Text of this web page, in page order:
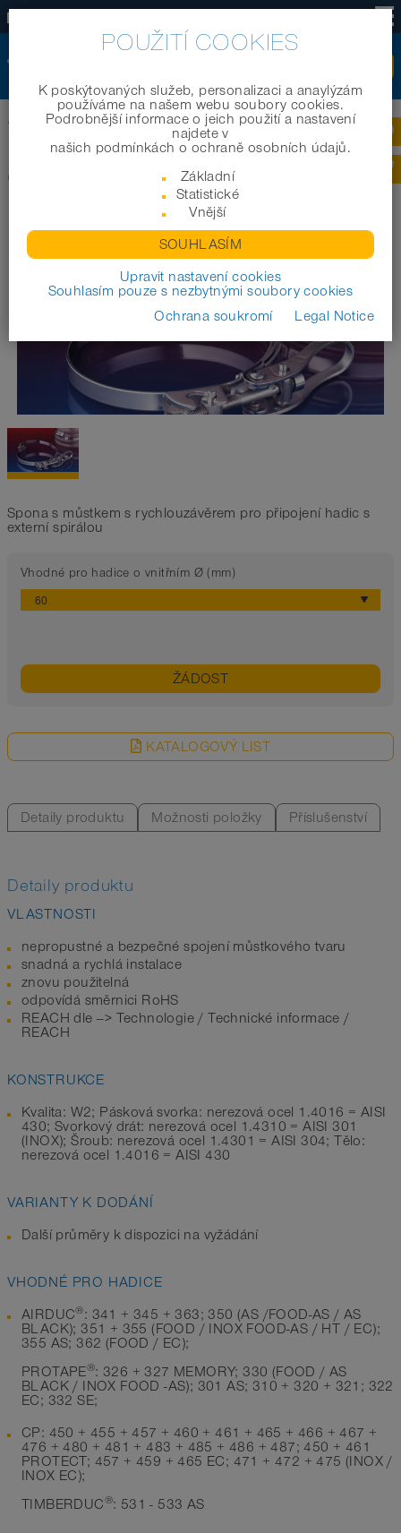
Domov | Produkty | Prumyslové /Technické hadice | CLAMP 213
CLAMP 213
Spona s můstkem s rychlouzávěrem pro připojení hadic s
externí spirálou
Vhodné pro hadice o vnitřním Ø (mm)
ŽÁDOST
KATALOGOVÝ LIST
Detaily produktu Možnosti položky Příslušenství
Detaily produktu
VLASTNOSTI
nepropustné a bezpečné spojení můstkového tvaru
snadná a rychlá instalace
znovu použitelná
odpovídá směrnici RoHS
REACH dle --> Technologie / Technické informace /
REACH
KONSTRUKCE
Kvalita: W2; Pásková svorka: nerezová ocel 1.4016 = AISI
430; Svorkový drát: nerezová ocel 1.4310 = AISI 301
(INOX); Šroub: nerezová ocel 1.4301 = AISI 304; Tělo:
nerezová ocel 1.4016 = AISI 430
VARIANTY K DODÁNÍ
Další průměry k dispozici na vyžádání
VHODNÉ PRO HADICE
AIRDUC®: 341 + 345 + 363; 350 (AS /FOOD-AS / AS
BLACK); 351 + 355 (FOOD / INOX FOOD-AS / HT / EC);
355 AS; 362 (FOOD / EC);
PROTAPE®: 326 + 327 MEMORY; 330 (FOOD / AS
BLACK / INOX FOOD -AS); 301 AS; 310 + 320 + 321; 322
EC; 332 SE;
CP: 450 + 455 + 457 + 460 + 461 + 465 + 466 + 467 +
476 + 480 + 481 + 483 + 485 + 486 + 487; 450 + 461
PROTECT; 457 + 459 + 465 EC; 471 + 472 + 475 (INOX /
INOX EC);
TIMBERDUC®: 531 - 533 AS
POUŽITÍ COOKIES
K poskýtovaných služeb, personalizaci a anaylýzám
používáme na našem webu soubory cookies.
Podrobnější informace o jeich použití a nastavení
najdete v
našich podmínkách o ochraně osobních údajů.
Základní
Statistické
Vnější
SOUHLASÍM
Upravit nastavení cookies
Souhlasím pouze s nezbytnými soubory cookies
Ochrana soukromí
Legal Notice